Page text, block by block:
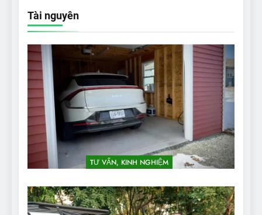
Tài nguyên
TƯ VẤN, KINH NGHIỆM